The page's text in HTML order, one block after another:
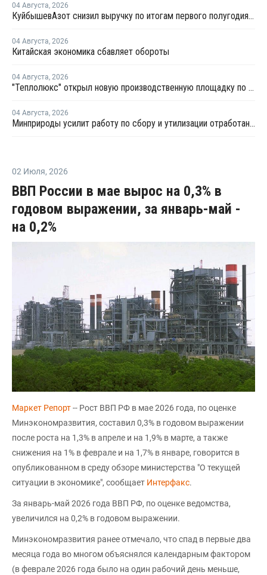
04 Августа, 2026
КуйбышевАзот снизил выручку по итогам первого полугодия 2026 года
04 Августа, 2026
Китайская экономика сбавляет обороты
04 Августа, 2026
"Теплолюкс" открыл новую производственную площадку по выпуску инженерных систем
04 Августа, 2026
Минприроды усилит работу по сбору и утилизации отработанных шин
02 Июля, 2026
ВВП России в мае вырос на 0,3% в
годовом выражении, за январь-май -
на 0,2%
Маркет Репорт-- Рост ВВП РФ в мае 2026 года, по оценке
Минэкономразвития, составил 0,3% в годовом выражении
после роста на 1,3% в апреле и на 1,9% в марте, а также
снижения на 1% в феврале и на 1,7% в январе, говорится в
опубликованном в среду обзоре министерства "О текущей
ситуации в экономике", сообщает Интерфакс.
За январь-май 2026 года ВВП РФ, по оценке ведомства,
увеличился на 0,2% в годовом выражении.
Минэкономразвития ранее отмечало, что спад в первые два
месяца года во многом объяснялся календарным фактором
(в феврале 2026 года было на один рабочий день меньше,